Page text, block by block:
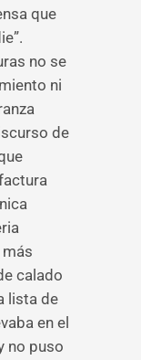
que
no se
ni
de
calado
lista de
en el
no puso